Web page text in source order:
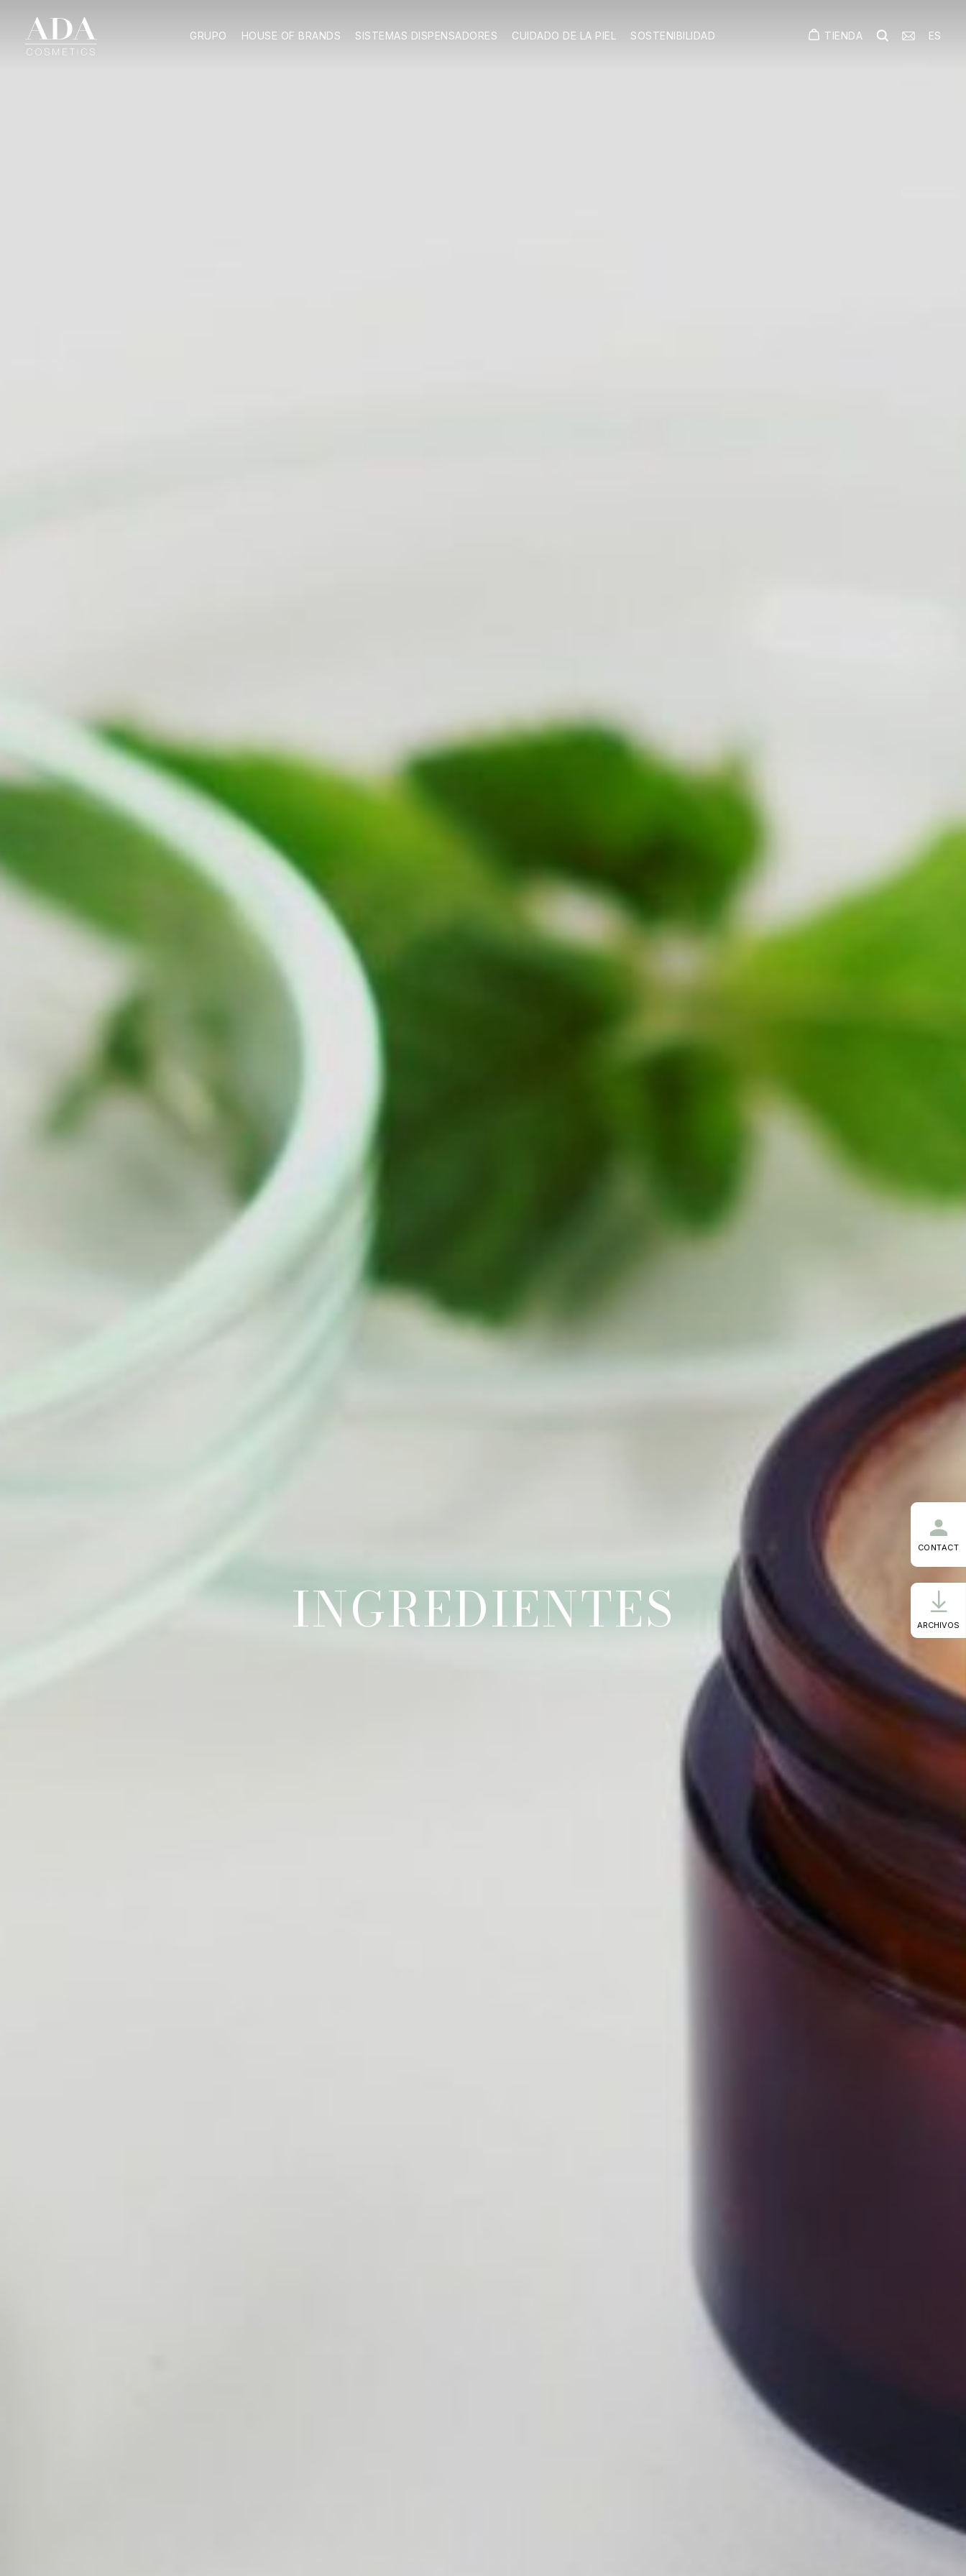
GRUPO HOUSE OF BRANDS SISTEMAS DISPENSADORES CUIDADO DE LA PIEL SOSTENIBILIDAD TIENDA ES
INGREDIENTES
CONTACT
ARCHIVOS